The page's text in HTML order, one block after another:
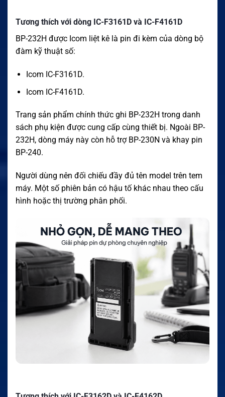
Tương thích với dòng IC-F3161D và IC-F4161D
BP-232H được Icom liệt kê là pin đi kèm của dòng bộ
đàm kỹ thuật số:
Icom IC-F3161D.
Icom IC-F4161D.
Trang sản phẩm chính thức ghi BP-232H trong danh
sách phụ kiện được cung cấp cùng thiết bị. Ngoài BP-
232H, dòng máy này còn hỗ trợ BP-230N và khay pin
BP-240.
Người dùng nên đối chiếu đầy đủ tên model trên tem
máy. Một số phiên bản có hậu tố khác nhau theo cấu
hình hoặc thị trường phân phối.